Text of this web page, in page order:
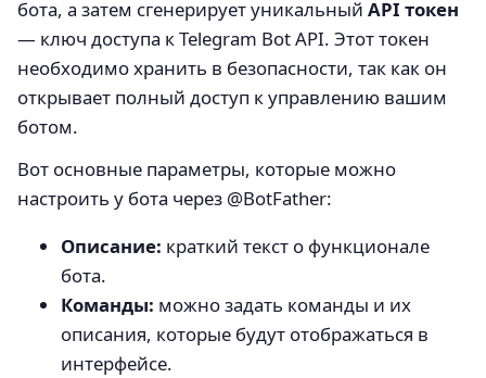
бота, а затем сгенерирует уникальный API токен
— ключ доступа к Telegram Bot API. Этот токен
необходимо хранить в безопасности, так как он
открывает полный доступ к управлению вашим
ботом.
Вот основные параметры, которые можно
настроить у бота через @BotFather:
Описание: краткий текст о функционале
бота.
Команды: можно задать команды и их
описания, которые будут отображаться в
интерфейсе.